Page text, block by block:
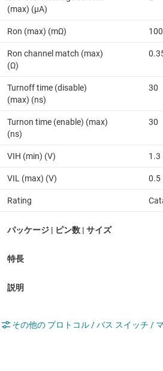
(max) (µA)
Ron (max) (mΩ)
Ron channel match (max)
(Ω)
Turnoff time (disable)
(max) (ns)
30
Turnon time (enable) (max)
(ns)
30
VIH (min) (V) 1.3
VIL (max) (V) 0.5
Rating
その他の プロトコル / バス スイッチ /